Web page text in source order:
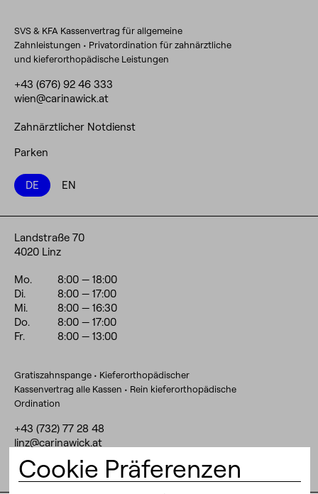
SVS & KFA Kassenvertrag für allgemeine
Zahnleistungen • Privatordination für zahnärztliche
und kieferorthopädische Leistungen
+43 (676) 92 46 333
wien@carinawick.at
Zahnärztlicher Notdienst
Parken
DE EN
Landstraße 70
4020 Linz
Mo. 8:00 — 18:00
Di.
8:00 — 17:00
Mi.
8:00 — 16:30
Do.
8:00 — 17:00
Fr.
8:00 — 13:00
Gratiszahnspange • Kieferorthopädischer
Kassenvertrag alle Kassen • Rein kieferorthopädische
Ordination
+43 (732) 77 28 48
linz@carinawick.at
Cookie Präferenzen